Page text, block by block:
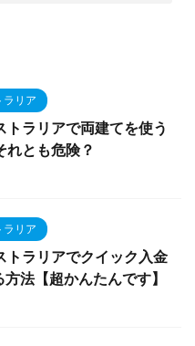
ラリア
トラリアで両建てを使う
れとも危険？
ラリア
トラリアでクイック入金
法【超かんたんです】